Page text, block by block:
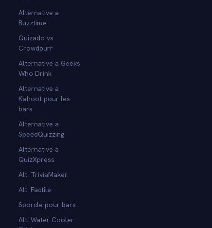
Alternative a
Buzztime
Quizado vs
Crowdpurr
Alternative a Geeks
Who Drink
Alternative a
Kahoot pour les
bars
Alternative a
SpeedQuizzing
Alternative a
QuizXpress
Alt. TriviaMaker
Alt. Factile
Sporcle pour bars
Alt. Water Cooler